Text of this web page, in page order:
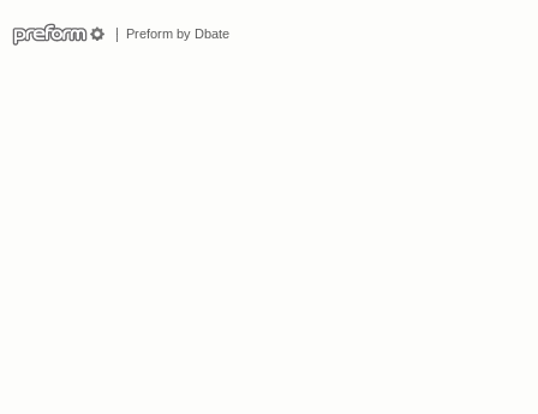
Preform by Dbate